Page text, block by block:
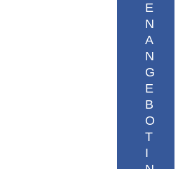
E
N
A
N
G
E
B
O
T
I